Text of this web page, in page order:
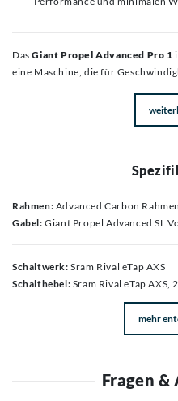
DasGiant Propel Advanced Pro 1
eine Maschine, die für
Rahmen: Advanced Carbon Rahmen,
Gabel: Giant Propel Advanced SL
Schaltwerk: Sram Rival eTap AXS
Schalthebel: Sram Rival eTap AXS,
mehr
Fragen